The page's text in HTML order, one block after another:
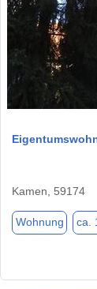
Kamen, 59174
Wohnung ca.